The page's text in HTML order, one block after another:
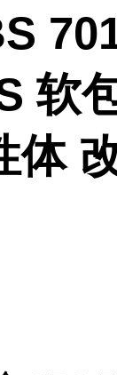
软
体